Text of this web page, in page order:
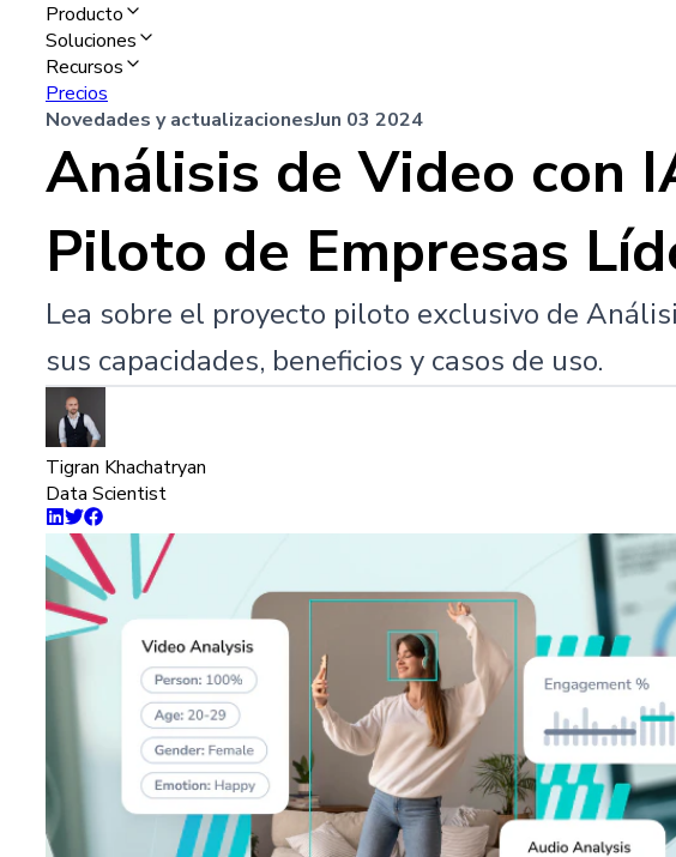
Producto
Soluciones
Recursos
Precios
Novedades y actualizacionesJun 03 2024
Análisis de Video con
Piloto de Empresas
Lea sobre el proyecto piloto exclusivo de
sus capacidades, beneficios y casos de uso.
Tigran Khachatryan
Data Scientist